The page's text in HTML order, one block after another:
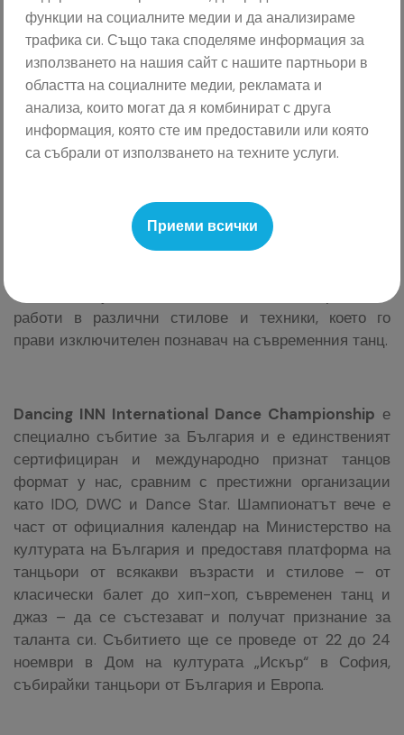
специалност „Театър на движението“, Филип работи
с хореографи от различни страни и е солист на
Балет Арабеск, а също така е и част от Derida
Dance. Носител на множество награди, сред които
ИКАР, Миланов ще бъде основна фигура в
съдийския панел със своя опит и креативност в
съвременния танц.
Валери Миленков е утвърден танцьор и хореограф,
известен със своите иновативни и смели
танцово изкуство, той е част от Балет Арабеск и
работи в различни стилове и техники, което го
прави изключителен познавач на съвременния танц.
Dancing INN International Dance Championship е
специално събитие за България и е единственият
сертифициран и международно признат танцов
формат у нас, сравним с престижни организации
като IDO, DWC и Dance Star. Шампионатът вече е
част от официалния календар на Министерство на
културата на България и предоставя платформа на
танцьори от всякакви възрасти и стилове – от
класически балет до хип-хоп, съвременен танц и
джаз – да се състезават и получат признание за
таланта си. Събитието ще се проведе от 22 до 24
ноември в Дом на културата „Искър“ в София,
събирайки танцьори от България и Европа.
функции на социалните медии и да анализираме
трафика си. Също така споделяме информация за
използването на нашия сайт с нашите партньори в
областта на социалните медии, рекламата и
анализа, които могат да я комбинират с друга
информация, която сте им предоставили или която
са събрали от използването на техните услуги.
Приеми всички